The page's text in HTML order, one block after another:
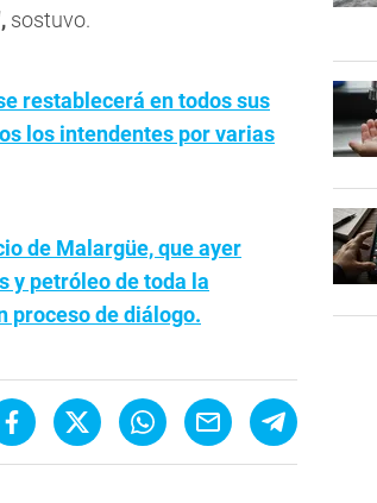
sostuvo.
restablecerá en todos sus
los intendentes por varias
de Malargüe, que ayer
y petróleo de toda la
proceso de diálogo.